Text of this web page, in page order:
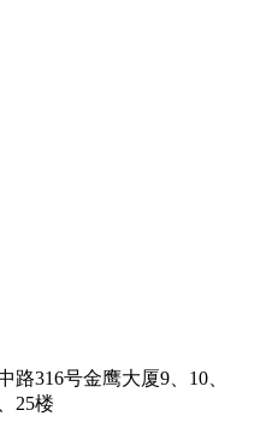
路316号金鹰大厦9、10、
25楼